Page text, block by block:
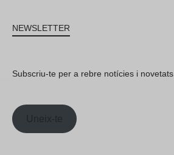
NEWSLETTER
Subscriu-te per a rebre notícies i novetats.
Uneix-te